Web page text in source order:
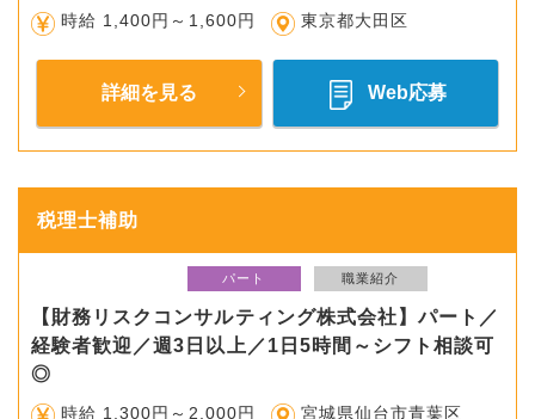
時給 1,400円～1,600円 東京都大田区
詳細を見る Web応募
税理士補助
パート 職業紹介
【財務リスクコンサルティング株式会社】パート／
経験者歓迎／週3日以上／1日5時間～シフト相談可
◎
時給 1,300円～2,000円 宮城県仙台市青葉区